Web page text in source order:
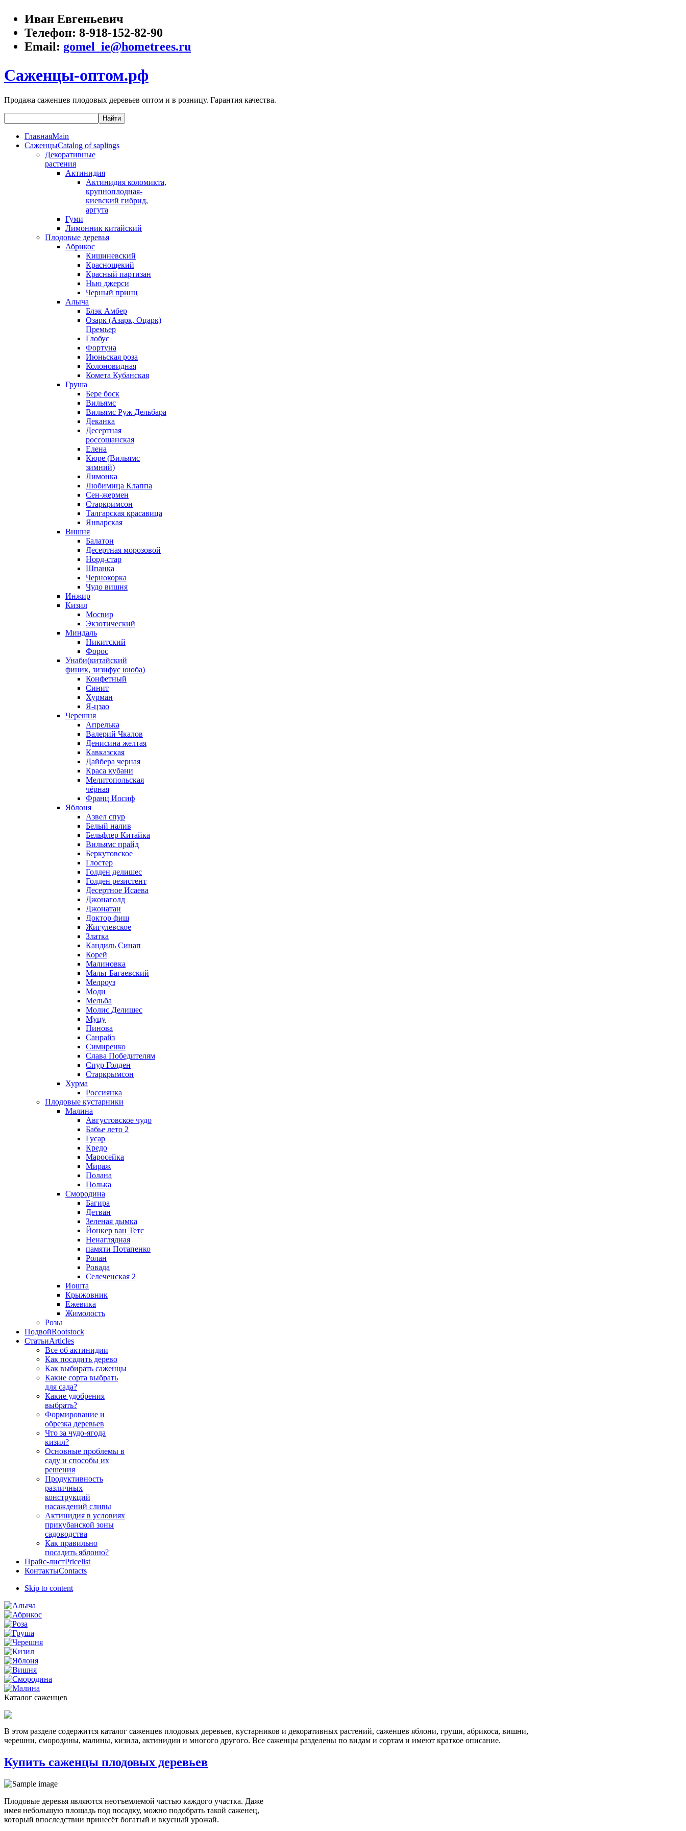
Иван Евгеньевич
Телефон: 8-918-152-82-90
Email: gomel_ie@hometrees.ru
Саженцы-оптом.рф
Продажа саженцев плодовых деревьев оптом и в розницу. Гарантия качества.
ГлавнаяMain
СаженцыCatalog of saplings
Декоративные
растения
Актинидия
Актинидия коломикта,
крупноплодная-
киевский гибрид,
аргута
Гуми
Лимонник китайский
Плодовые деревья
Абрикос
Кишиневский
Краснощекий
Красный партизан
Нью джерси
Черный принц
Алыча
Блэк Амбер
Озарк (Азарк, Оцарк)
Премьер
Глобус
Фортуна
Июньская роза
Колоновидная
Комета Кубанская
Груша
Бере боск
Вильямс
Вильямс Руж Дельбара
Деканка
Десертная
россошанская
Елена
Кюре (Вильямс
зимний)
Лимонка
Любимица Клаппа
Сен-жермен
Старкримсон
Талгарская красавица
Январская
Вишня
Балатон
Десертная морозовой
Норд-стар
Шпанка
Чернокорка
Чудо вишня
Инжир
Кизил
Мосвир
Экзотический
Миндаль
Никитский
Форос
Унаби(китайский
финик, зизифус ююба)
Конфетный
Синит
Хурман
Я-цзао
Черешня
Апрелька
Валерий Чкалов
Денисина желтая
Кавказская
Дайбера черная
Краса кубани
Мелитопольская
чёрная
Франц Иосиф
Яблоня
Азвел спур
Белый налив
Бельфлер Китайка
Вильямс прайд
Беркутовское
Глостер
Голден делишес
Голден резистент
Десертное Исаева
Джонаголд
Джонатан
Доктор фиш
Жигулевское
Златка
Кандиль Синап
Корей
Малиновка
Мальт Багаевский
Мелроуз
Моди
Мельба
Молис Делишес
Муцу
Пинова
Санрайз
Симиренко
Слава Победителям
Спур Голден
Старкрымсон
Хурма
Россиянка
Плодовые кустарники
Малина
Августовское чудо
Бабье лето 2
Гусар
Кредо
Маросейка
Мираж
Полана
Полька
Смородина
Багира
Детван
Зеленая дымка
Йонкер ван Тетс
Ненаглядная
памяти Потапенко
Ролан
Ровада
Селеченская 2
Иошта
Крыжовник
Ежевика
Жимолость
Розы
ПодвойRootstock
СтатьиArticles
Все об актинидии
Как посадить дерево
Как выбирать саженцы
Какие сорта выбрать
для сада?
Какие удобрения
выбрать?
Формирование и
обрезка деревьев
Что за чудо-ягода
кизил?
Основные проблемы в
саду и способы их
решения
Продуктивность
различных
конструкций
насаждений сливы
Актинидия в условиях
прикубанской зоны
садоводства
Как правильно
посадить яблоню?
Прайс-листPricelist
КонтактыContacts
Skip to content
Каталог саженцев
В этом разделе содержится каталог саженцев плодовых деревьев, кустарников и декоративных растений, саженцев яблони, груши, абрикоса, вишни,
черешни, смородины, малины, кизила, актинидии и многого другого. Все саженцы разделены по видам и сортам и имеют краткое описание.
Купить саженцы плодовых деревьев
Плодовые деревья являются неотъемлемой частью каждого участка. Даже
имея небольшую площадь под посадку, можно подобрать такой саженец,
который впоследствии принесёт богатый и вкусный урожай.